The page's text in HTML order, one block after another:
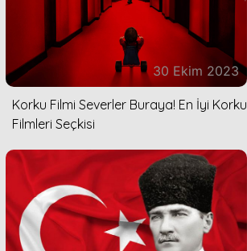
30 Ekim 2023
Korku Filmi Severler Buraya! En İyi Korku
Filmleri Seçkisi